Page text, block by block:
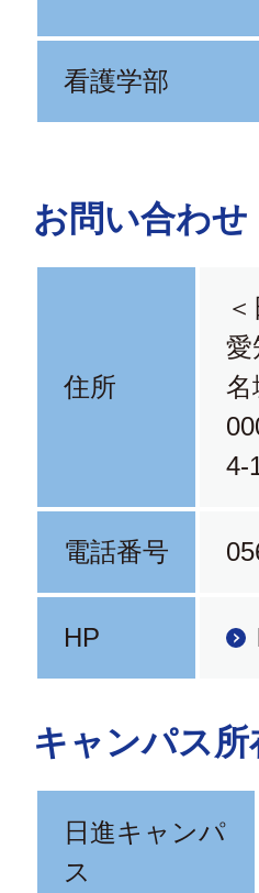
看護学部
お問い合わせ
住所
愛
名
4-
電話番号
HP
キャンパス所
日進キャンパ
ス